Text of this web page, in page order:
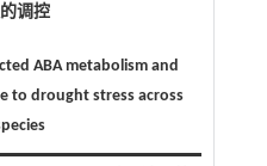
调控
ABA metabolism and
to drought stress across